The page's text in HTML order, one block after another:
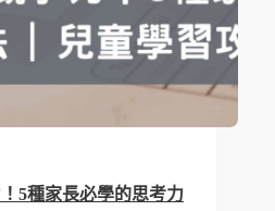
5種家長必學的思考力